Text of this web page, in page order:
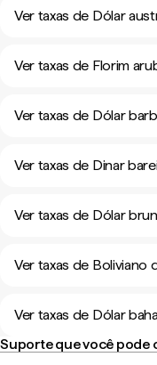
Ver taxas de Dólar
Ver taxas de Florim
Ver taxas de Dólar
Ver taxas de Dinar
Ver taxas de Dólar
Ver taxas de Boliviano
Ver taxas de Dólar
Suporte que você pode